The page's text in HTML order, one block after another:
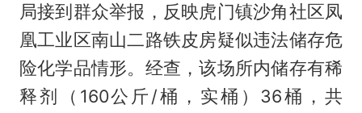
局接到群众举报，反映虎门镇沙角社区凤
凰工业区南山二路铁皮房疑似违法储存危
险化学品情形。经查，该场所内储存有稀
释剂（160公斤/桶，实桶）36桶，共